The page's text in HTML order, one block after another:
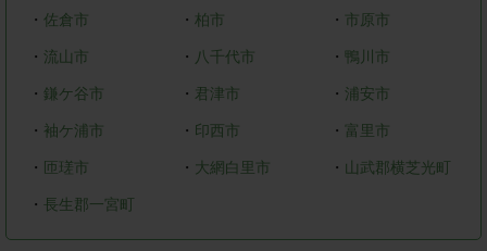
・ 佐倉市 ・ 柏市 ・ 市原市
・ 流山市 ・ 八千代市 ・ 鴨川市
・ 鎌ケ谷市 ・ 君津市 ・ 浦安市
・ 袖ケ浦市 ・ 印西市 ・ 富里市
・ 匝瑳市 ・ 大網白里市 ・ 山武郡横芝光町
・ 長生郡一宮町